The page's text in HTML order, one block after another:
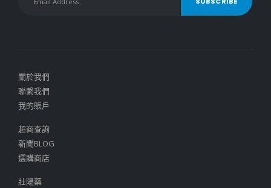
關於我們
聯繫我們
我的賬戶
超商查詢
新聞BLOG
選購商店
壯陽藥